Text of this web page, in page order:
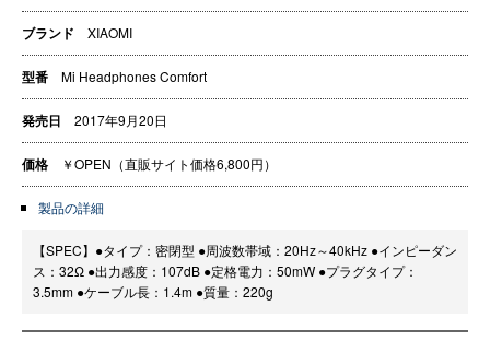
ブランド XIAOMI
型番 Mi Headphones Comfort
発売日 2017年9月20日
価格 ￥OPEN（直販サイト価格6,800円）
製品の詳細
【SPEC】●タイプ：密閉型 ●周波数帯域：20Hz～40kHz ●インピーダン
ス：32Ω ●出力感度：107dB ●定格電力：50mW ●プラグタイプ：
3.5mm ●ケーブル長：1.4m ●質量：220g